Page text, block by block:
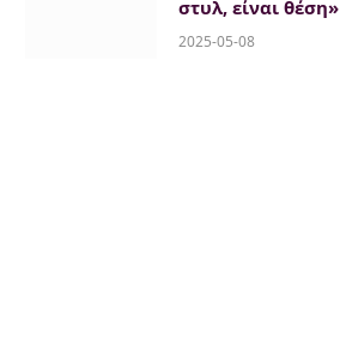
στυλ, είναι θέση»
2025-05-08